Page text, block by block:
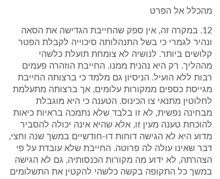
מהכלל אל הפרט
12. במקרה זה, אין ספק שהחייבת הגדישה את הסאה
ונהיר לגמרי כי בשל התנהלותה סיכוייה לקבלת הפטר
קלושים ביותר. לנושיה לא צומחת תועלת כלשהי
מההליך. רק היא נהנית ממנו. החייבת הוזהרה פעמים
רבות ללא הועיל. הניסיון גם מלמד כי ברצותה החייבת
מגייסת כספים ממקורות עלומים, אך ברצותה מתעלמת
לחלוטין מתנאי צו הכינוס. הטענה כי היא מוגבלת
מבחינה נפשית, לא זו בלבד שלא נתמכה בראיות כיאות
להוכחת טענה מעין זו, אלא שהיא אינה יכולה להסביר
מדוע היא לא הגישה דוחות דו-חודשיים במשך שנה וחצי,
דבר שאינו עולה לה פרוטה. החייבת שלא עובדת על פי
הצהרתה, לא ידוע מה מקורות הכנסותיה, גם לא הגישה
במשך כל התקופה בקשה כלשהי להקטין את התשלומים